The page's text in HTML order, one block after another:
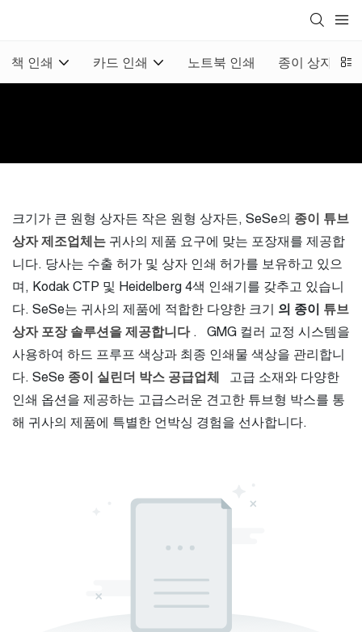
책 인쇄 카드 인쇄 노트북 인쇄 종이 상자 인쇄
크기가 큰 원형 상자든 작은 원형 상자든, SeSe의 종이 튜브
상자 제조업체는 귀사의 제품 요구에 맞는 포장재를 제공합
니다. 당사는 수출 허가 및 상자 인쇄 허가를 보유하고 있으
며, Kodak CTP 및 Heidelberg 4색 인쇄기를 갖추고 있습니
다. SeSe는 귀사의 제품에 적합한 다양한 크기 의 종이 튜브
상자 포장 솔루션을 제공합니다.
GMG 컬러 교정 시스템을
사용하여 하드 프루프 색상과 최종 인쇄물 색상을 관리합니
다. SeSe 종이 실린더 박스 공급업체
고급 소재와 다양한
인쇄 옵션을 제공하는 고급스러운 견고한 튜브형 박스를 통
해 귀사의 제품에 특별한 언박싱 경험을 선사합니다.